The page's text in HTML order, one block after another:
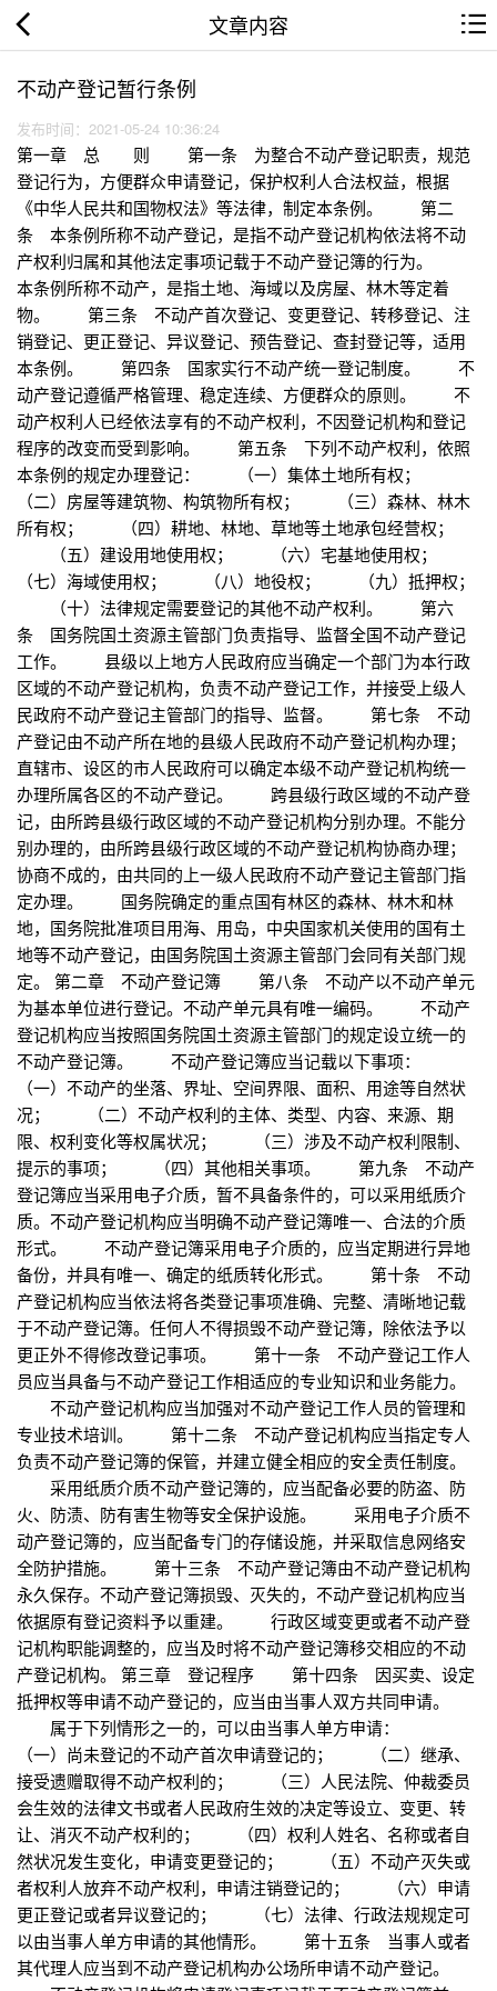
文章内容
不动产登记暂行条例
发布时间：2021-05-24 10:36:24
第一章 总 则 第一条 为整合不动产登记职责，规范
登记行为，方便群众申请登记，保护权利人合法权益，根据
《中华人民共和国物权法》等法律，制定本条例。 第二
条 本条例所称不动产登记，是指不动产登记机构依法将不动
产权利归属和其他法定事项记载于不动产登记簿的行为。
本条例所称不动产，是指土地、海域以及房屋、林木等定着
物。 第三条 不动产首次登记、变更登记、转移登记、注
销登记、更正登记、异议登记、预告登记、查封登记等，适用
本条例。 第四条 国家实行不动产统一登记制度。 不
动产登记遵循严格管理、稳定连续、方便群众的原则。 不
动产权利人已经依法享有的不动产权利，不因登记机构和登记
程序的改变而受到影响。 第五条 下列不动产权利，依照
本条例的规定办理登记： （一）集体土地所有权；
（二）房屋等建筑物、构筑物所有权； （三）森林、林木
所有权； （四）耕地、林地、草地等土地承包经营权；
（五）建设用地使用权； （六）宅基地使用权；
（七）海域使用权； （八）地役权； （九）抵押权；
（十）法律规定需要登记的其他不动产权利。 第六
条 国务院国土资源主管部门负责指导、监督全国不动产登记
工作。 县级以上地方人民政府应当确定一个部门为本行政
区域的不动产登记机构，负责不动产登记工作，并接受上级人
民政府不动产登记主管部门的指导、监督。 第七条 不动
产登记由不动产所在地的县级人民政府不动产登记机构办理；
直辖市、设区的市人民政府可以确定本级不动产登记机构统一
办理所属各区的不动产登记。 跨县级行政区域的不动产登
记，由所跨县级行政区域的不动产登记机构分别办理。不能分
别办理的，由所跨县级行政区域的不动产登记机构协商办理；
协商不成的，由共同的上一级人民政府不动产登记主管部门指
定办理。 国务院确定的重点国有林区的森林、林木和林
地，国务院批准项目用海、用岛，中央国家机关使用的国有土
地等不动产登记，由国务院国土资源主管部门会同有关部门规
定。 第二章 不动产登记簿 第八条 不动产以不动产单元
为基本单位进行登记。不动产单元具有唯一编码。 不动产
登记机构应当按照国务院国土资源主管部门的规定设立统一的
不动产登记簿。 不动产登记簿应当记载以下事项：
（一）不动产的坐落、界址、空间界限、面积、用途等自然状
况； （二）不动产权利的主体、类型、内容、来源、期
限、权利变化等权属状况； （三）涉及不动产权利限制、
提示的事项； （四）其他相关事项。 第九条 不动产
登记簿应当采用电子介质，暂不具备条件的，可以采用纸质介
质。不动产登记机构应当明确不动产登记簿唯一、合法的介质
形式。 不动产登记簿采用电子介质的，应当定期进行异地
备份，并具有唯一、确定的纸质转化形式。 第十条 不动
产登记机构应当依法将各类登记事项准确、完整、清晰地记载
于不动产登记簿。任何人不得损毁不动产登记簿，除依法予以
更正外不得修改登记事项。 第十一条 不动产登记工作人
员应当具备与不动产登记工作相适应的专业知识和业务能力。
不动产登记机构应当加强对不动产登记工作人员的管理和
专业技术培训。 第十二条 不动产登记机构应当指定专人
负责不动产登记簿的保管，并建立健全相应的安全责任制度。
采用纸质介质不动产登记簿的，应当配备必要的防盗、防
火、防渍、防有害生物等安全保护设施。 采用电子介质不
动产登记簿的，应当配备专门的存储设施，并采取信息网络安
全防护措施。 第十三条 不动产登记簿由不动产登记机构
永久保存。不动产登记簿损毁、灭失的，不动产登记机构应当
依据原有登记资料予以重建。 行政区域变更或者不动产登
记机构职能调整的，应当及时将不动产登记簿移交相应的不动
产登记机构。 第三章 登记程序 第十四条 因买卖、设定
抵押权等申请不动产登记的，应当由当事人双方共同申请。
属于下列情形之一的，可以由当事人单方申请：
（一）尚未登记的不动产首次申请登记的； （二）继承、
接受遗赠取得不动产权利的； （三）人民法院、仲裁委员
会生效的法律文书或者人民政府生效的决定等设立、变更、转
让、消灭不动产权利的； （四）权利人姓名、名称或者自
然状况发生变化，申请变更登记的； （五）不动产灭失或
者权利人放弃不动产权利，申请注销登记的； （六）申请
更正登记或者异议登记的； （七）法律、行政法规规定可
以由当事人单方申请的其他情形。 第十五条 当事人或者
其代理人应当到不动产登记机构办公场所申请不动产登记。